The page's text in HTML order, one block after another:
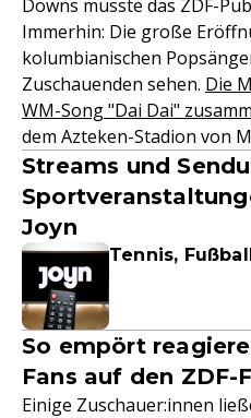
Downs musste das ZDF-
Immerhin: Die große
kolumbianischen
Zuschauenden sehen. Die
WM-Song "Dai Dai"
dem Azteken-Stadion von
Streams und
Joyn
Tennis,
So empört
Fans auf den ZDF-
Einige Zuschauer:innen